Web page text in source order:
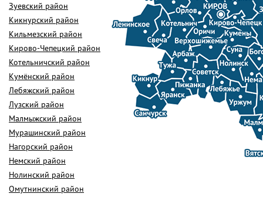
Зуевский район
Кикнурский район
Кильмезский район
Кирово-Чепецкий район
Котельничский район
Кумёнский район
Лебяжский район
Лузский район
Малмыжский район
Мурашинский район
Нагорский район
Немский район
Нолинский район
Омутнинский район